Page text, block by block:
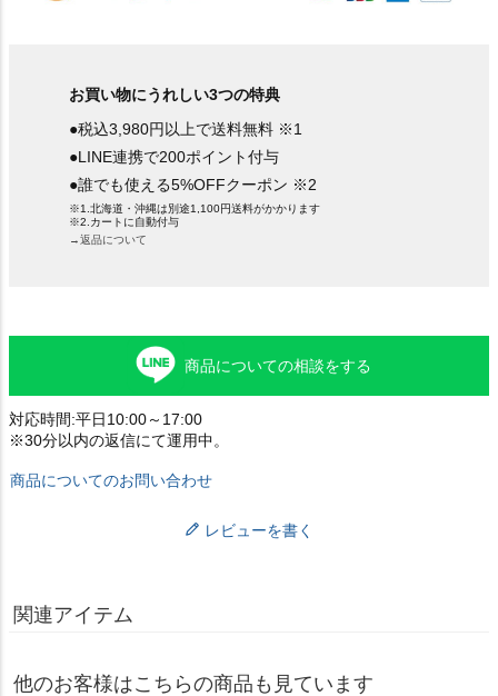
お買い物にうれしい3つの特典
●税込3,980円以上で送料無料 ※1
●LINE連携で200ポイント付与
●誰でも使える5%OFFクーポン ※2
※1.北海道・沖縄は別途1,100円送料がかかります
※2.カートに自動付与
→返品について
商品についての相談をする
対応時間:平日10:00～17:00
※30分以内の返信にて運用中。
商品についてのお問い合わせ
レビューを書く
関連アイテム
他のお客様はこちらの商品も見ています